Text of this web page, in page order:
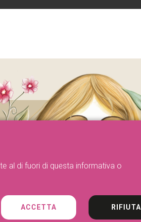
al di fuori di questa informativa o
ACCETTA RIFIUTA